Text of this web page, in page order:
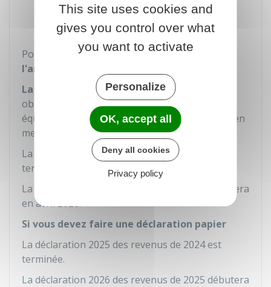
Sur papier libre joint à la déclaration n°
2042.
Pour chaque montant, vous devezpréciser
l'année de son échéance normale
La déclaration des revenus par internet
obligatoire si votre résidence principale est
équipée d'un accès à internet et que vous êtes en
mesure de faire votre déclaration en ligne.
La déclaration 2025 des revenus de 2024 est
terminée.
La déclaration 2026 des revenus de 2025 débutera
en avril 2026.
Si vous devez faire une déclaration papier
La déclaration 2025 des revenus de 2024 est
terminée.
La déclaration 2026 des revenus de 2025 débutera
This site uses cookies and
gives you control over what
you want to activate
Personalize
OK, accept all
Deny all cookies
Privacy policy